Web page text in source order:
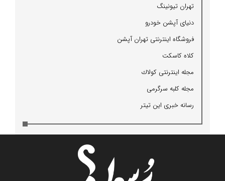
تهران تیونینگ
دنیای آپشن خودرو
فروشگاه اینترنتی تهران آپشن
كلاه كاسكت
مجله اینترنتی كولاك
مجله كلبه سرگرمی
رسانه خبری این تیتر